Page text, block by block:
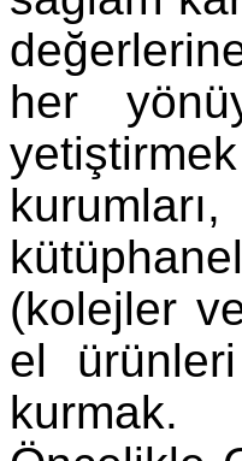
her
(kolejler
el
kurmak.